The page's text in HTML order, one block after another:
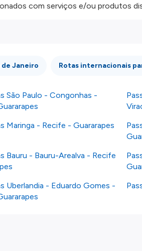
com serviços e/ou produtos
de Janeiro Rotas internacionais
São Paulo - Congonhas -
Maringa - Recife - Guararapes
Bauru - Bauru-Arealva - Recife
Uberlandia - Eduardo Gomes -